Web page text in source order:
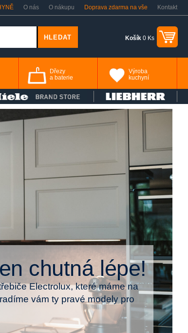
O nás O nákupu Doprava zdarma na vše Kontakt
Košík0 Ks
Dřezy
a baterie
Výroba
kuchyní
chutná lépe!
Electrolux, které máme na
vám ty pravé modely pro